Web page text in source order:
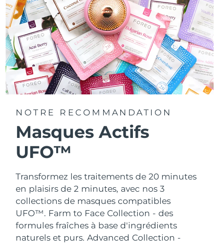
NOTRE RECOMMANDATION
Masques Actifs
UFO™
Transformez les traitements de 20 minutes
en plaisirs de 2 minutes, avec nos 3
collections de masques compatibles
UFO™. Farm to Face Collection - des
formules fraîches à base d'ingrédients
naturels et purs. Advanced Collection -